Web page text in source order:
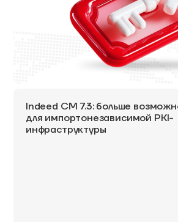
Indeed CM 7.3: больше
для импортонезависимой PKI-
инфраструктуры